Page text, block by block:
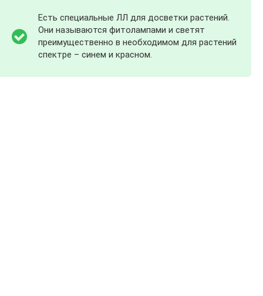
Есть специальные ЛЛ для досветки растений.
Они называются фитолампами и светят
преимущественно в необходимом для растений
спектре – синем и красном.